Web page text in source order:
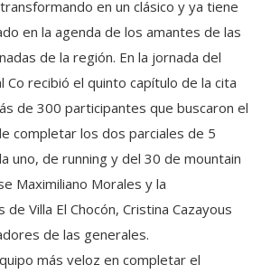
en la agenda de los amantes de las
de la región. En la jornada del
Co recibió el quinto capítulo de la cita
de 300 participantes que buscaron el
completar los dos parciales de 5
uno, de running y del 30 de mountain
Maximiliano Morales y la
Villa El Chocón, Cristina Cazayous
de las generales.
más veloz en completar el
por el biker de Plottier, Matías